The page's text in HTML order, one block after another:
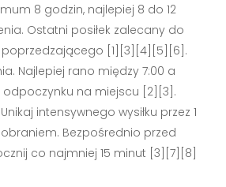
8 godzin, najlepiej 8 do 12
Ostatni posiłek zalecany do
poprzedzającego [1][3][4][5][6].
Najlepiej rano między 7:00 a
odpoczynku na miejscu [2][3].
intensywnego wysiłku przez 1
Bezpośrednio przed
co najmniej 15 minut [3][7][8]